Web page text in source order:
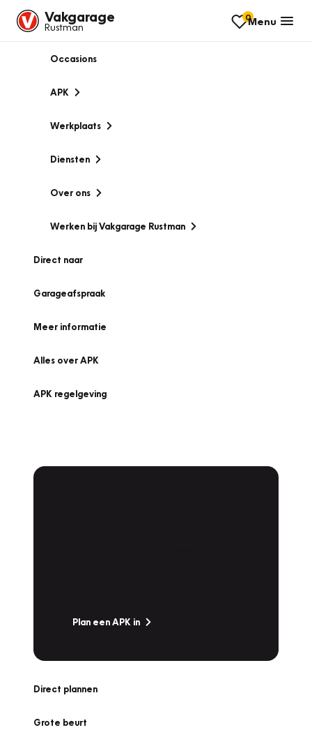
Vakgarage
Rustman
0Menu
Occasions
APK
Werkplaats
Diensten
Over ons
Werken bij Vakgarage Rustman
Direct naar
Garageafspraak
Meer informatie
Alles over APK
APK regelgeving
Plan een APK in
Direct plannen
Grote beurt